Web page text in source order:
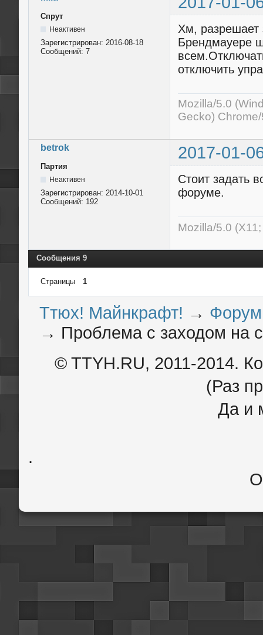
Спрут
Неактивен
Зарегистрирован: 2016-08-18
Сообщений: 7
Хм, разрешает
Брендмауере
отключить
Mozilla/5.0
Gecko)
betrok 2017-01-
Партия
Неактивен
Зарегистрирован: 2014-10-01
Сообщений: 192
Стоит задать
форуме.
Mozilla/5.0
Сообщения 9
Страницы 1
Ттюх! Майнкрафт! → Форум
→ Проблема с заходом на
© TTYH.RU, 2011-2014.
(Раз
Да и
.